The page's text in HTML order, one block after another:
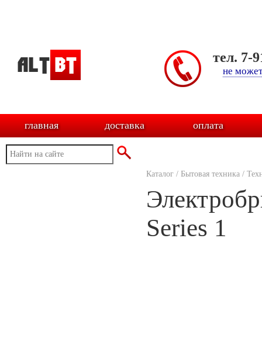
тел. 7-
не
главная доставка оплата
Каталог / Бытовая техника /
Series 1